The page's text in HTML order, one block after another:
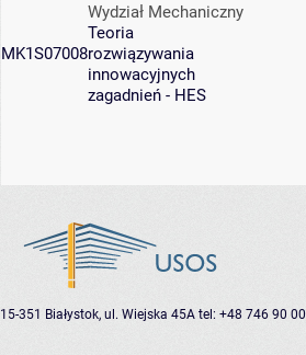
MK1S07008
Wydział Mechaniczny
Teoria
rozwiązywania
innowacyjnych
zagadnień - HES
15-351 Białystok, ul. Wiejska 45A tel: +48 746 90 00